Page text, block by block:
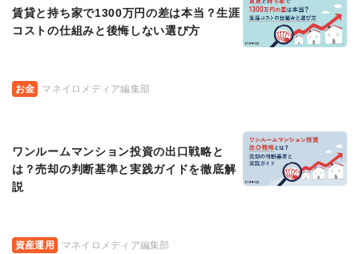
お金 マネイロメディア編集部
賃貸と持ち家で1300万円の差は本当？生涯
コストの仕組みと後悔しない選び方
資産運用 マネイロメディア編集部
ワンルームマンション投資の出口戦略と
は？売却の判断基準と実践ガイドを徹底解
説